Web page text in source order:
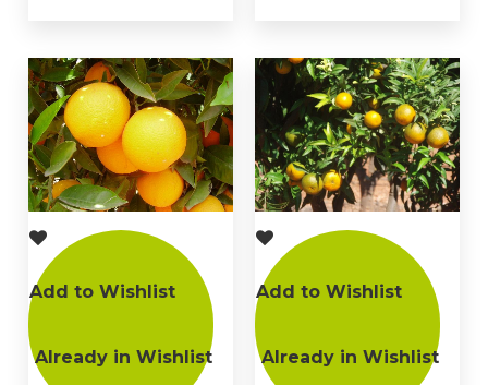
Add to Wishlist
Already in Wishlist
Add to Wishlist
Already in Wishlist